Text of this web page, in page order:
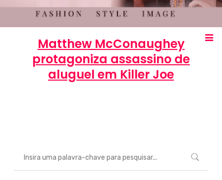
Matthew McConaughey
protagoniza assassino de
aluguel em Killer Joe